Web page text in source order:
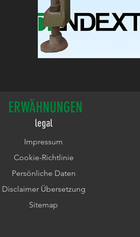
ERWÄHNUNGEN
legal
Impressum
Cookie-Richtlinie
Persönliche Daten
Disclaimer Übersetzung
Sitemap